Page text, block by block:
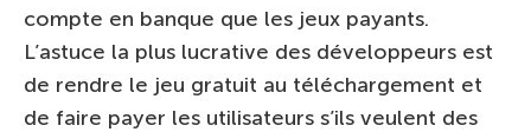
compte en banque que les jeux payants.
L’astuce la plus lucrative des développeurs est
de rendre le jeu gratuit au téléchargement et
de faire payer les utilisateurs s’ils veulent des